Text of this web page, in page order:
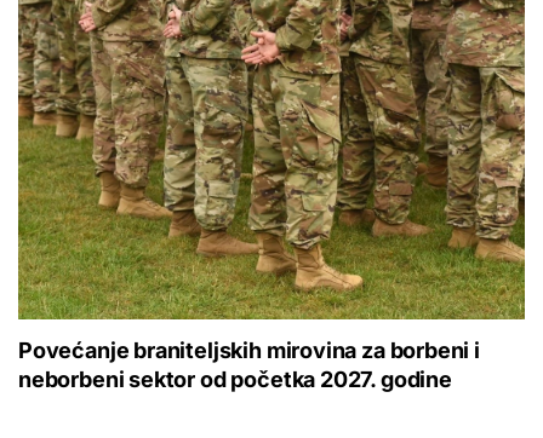
Povećanje braniteljskih mirovina za borbeni i
neborbeni sektor od početka 2027. godine